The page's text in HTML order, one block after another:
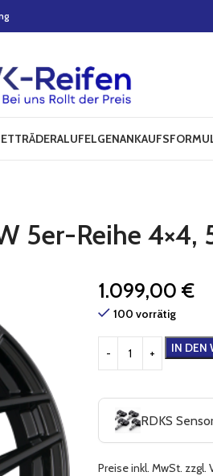
ALUFELGEN
5er-Reihe 4×4,
1.099,00 €
100 vorrätig
IN DEN
RDKS
Preise inkl. MwSt. zzgl.